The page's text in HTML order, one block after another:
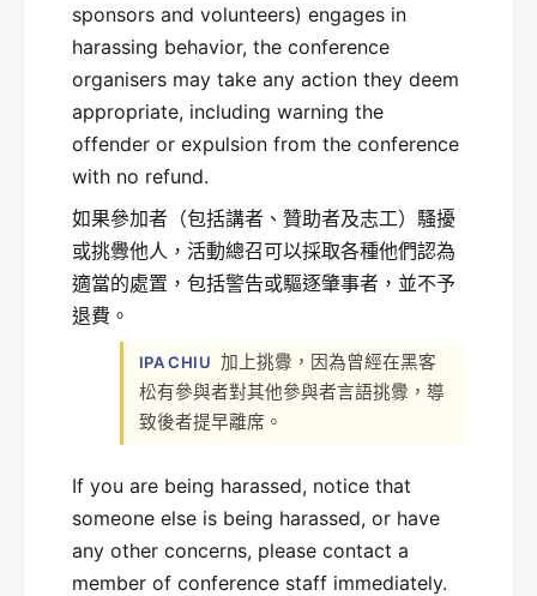
sponsors and volunteers) engages in
harassing behavior, the conference
organisers may take any action they deem
appropriate, including warning the
offender or expulsion from the conference
with no refund.
如果參加者（包括講者、贊助者及志工）騷擾
或挑釁他人，活動總召可以採取各種他們認為
適當的處置，包括警告或驅逐肇事者，並不予
退費。
IPA CHIU 加上挑釁，因為曾經在黑客
松有參與者對其他參與者言語挑釁，導
致後者提早離席。
If you are being harassed, notice that
someone else is being harassed, or have
any other concerns, please contact a
member of conference staff immediately.